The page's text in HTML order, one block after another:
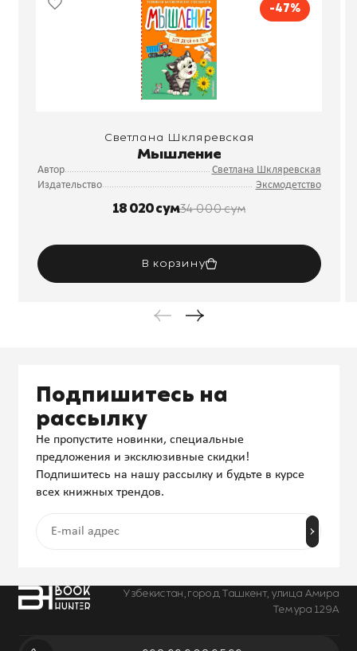
-47%
Светлана Шкляревская
Мышление
Автор
Светлана Шкляревская
Издательство
Эксмодетство
18 020 сум34 000 сум
В корзину
Узбекистан, город Ташкент, улица Амира
Темура 129А
Подпишитесь на
рассылку
Не пропустите новинки, специальные
предложения и эксклюзивные скидки!
Подпишитесь на нашу рассылку и будьте в курсе
всех книжных трендов.